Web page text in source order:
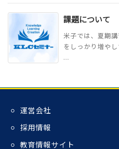
課題について
米子では、夏期
をしっかり増や
...
運営会社
採用情報
教育情報サイト